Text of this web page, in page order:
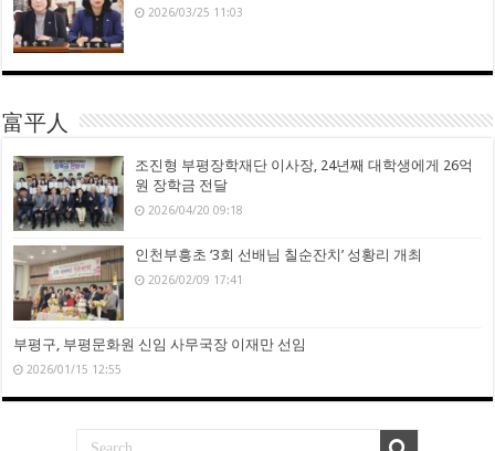
2026/03/25 11:03
富平人
조진형 부평장학재단 이사장, 24년째 대학생에게 26억
원 장학금 전달
2026/04/20 09:18
인천부흥초 ‘3회 선배님 칠순잔치’ 성황리 개최
2026/02/09 17:41
부평구, 부평문화원 신임 사무국장 이재만 선임
2026/01/15 12:55